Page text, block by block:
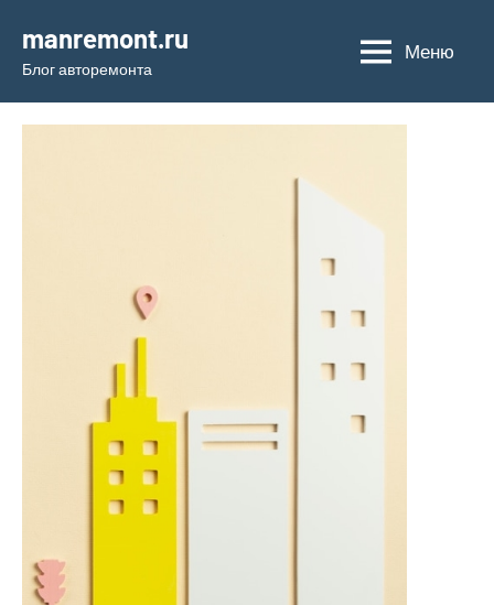
содержимому
manremont.ru
Блог авторемонта
Меню